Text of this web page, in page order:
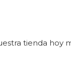
tienda hoy